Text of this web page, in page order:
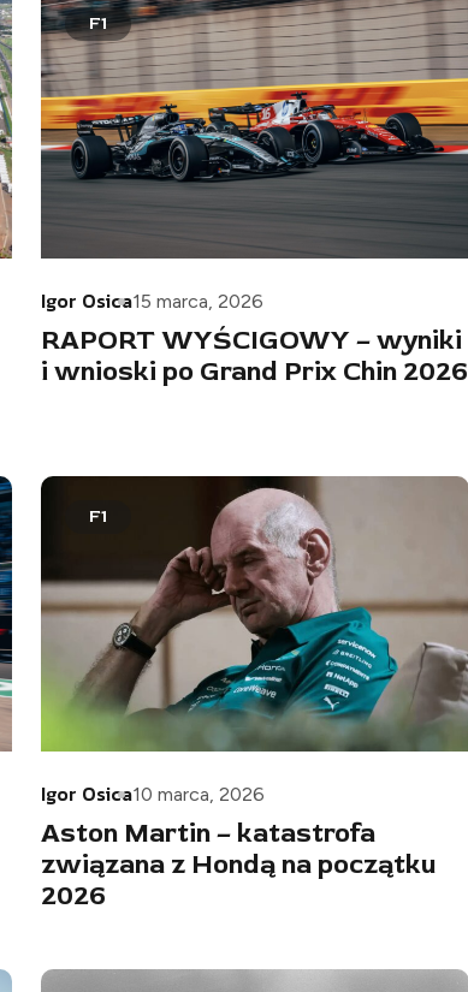
F1
Igor Osica15 marca, 2026
RAPORT WYŚCIGOWY – wyniki
i wnioski po Grand Prix Chin 2026
F1
Igor Osica10 marca, 2026
Aston Martin – katastrofa
związana z Hondą na początku
2026